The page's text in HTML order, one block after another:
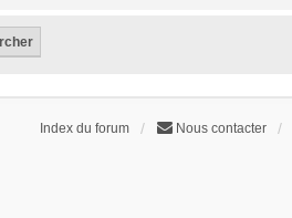
Index du forum Nous contacter